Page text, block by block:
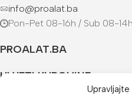
info@proalat.ba
Pon-Pet 08-16h / Sub 08-14h
PROALAT.BA
UVJETI KUPOVINE